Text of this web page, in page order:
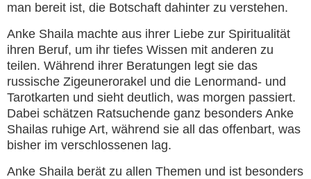
man bereit ist, die Botschaft dahinter zu verstehen.
Anke Shaila machte aus ihrer Liebe zur Spiritualität
ihren Beruf, um ihr tiefes Wissen mit anderen zu
teilen. Während ihrer Beratungen legt sie das
russische Zigeunerorakel und die Lenormand- und
Tarotkarten und sieht deutlich, was morgen passiert.
Dabei schätzen Ratsuchende ganz besonders Anke
Shailas ruhige Art, während sie all das offenbart, was
bisher im verschlossenen lag.
Anke Shaila berät zu allen Themen und ist besonders